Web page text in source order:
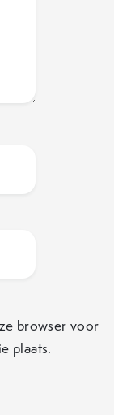
browser voor
plaats.